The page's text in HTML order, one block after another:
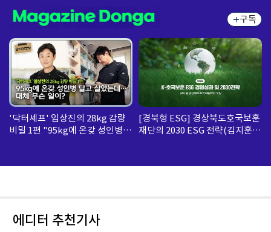
구독
'닥터셰프' 임상진의 28kg 감량
비밀 1편 "95kg에 온갖 성인병
[경북형 ESG] 경상북도호국보훈
재단의 2030 ESG 전략(김지훈
에디터 추천기사